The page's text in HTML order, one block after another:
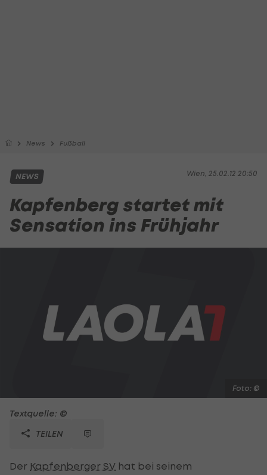
News Fußball
Wien, 25.02.12 20:50
NEWS
Kapfenberg startet mit
Sensation ins Frühjahr
Foto: ©
Textquelle: ©
TEILEN
Der Kapfenberger SV hat bei seinem